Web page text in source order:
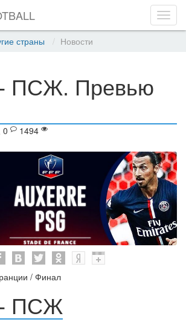
страны Новости
ПСЖ. Превью
0 1494
/ Финал
ПСЖ